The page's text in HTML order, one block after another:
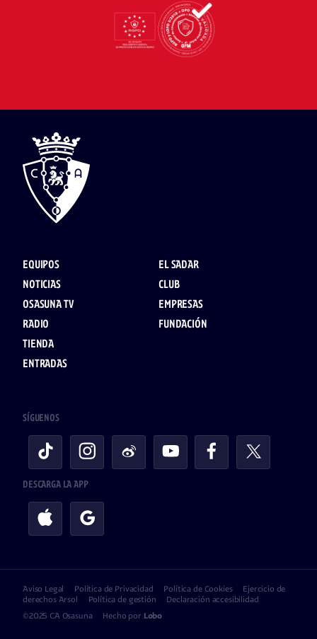
EQUIPOS
NOTICIAS
OSASUNA TV
RADIO
TIENDA
ENTRADAS
EL SADAR
CLUB
EMPRESAS
FUNDACIÓN
SÍGUENOS
DESCARGA LA APP
Aviso Legal Política de Privacidad Política de Cookies
Ejercicio de
derechos Arsol
Política de gestión
Declaración accesibilidad
©2025 CA Osasuna
Hecho por Lobo